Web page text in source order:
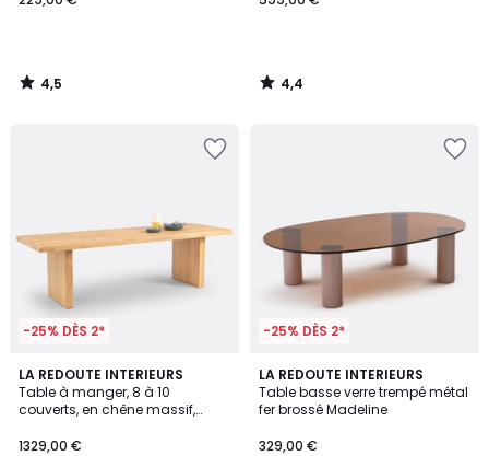
4,5
/
4,4
/
-25% DÈS 2*
LA REDOUTE INTERIEURS
Table à manger, 8 à 10
couverts, en chêne massif,
1329,00 €
4,6
/ 5
-25% DÈS 2*
LA REDOUTE INTERIEURS
Table basse verre trempé métal
fer brossé Madeline
329,00 €
5
/
5